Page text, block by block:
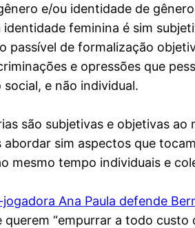
e/ou identidade de
feminina é sim
de formalização
e opressões que
e não individual.
são subjetivas e objetivas
sim aspectos que
mesmo tempo individuais e
jogadora Ana Paula defende
“empurrar a todo